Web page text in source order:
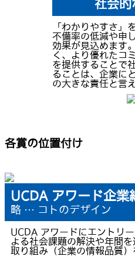
社会的
「わかりやすさ」
不備率の低減や申
効果が見込めます
く、より優れたコ
を提供することで
ることは、企業に
の大きな責任と言
各賞の位置付け
UCDA アワード企
略 … コトのデザイン
UCDA アワードにエントリ
よる社会課題の解決や年間
取り組み（企業の情報品質）